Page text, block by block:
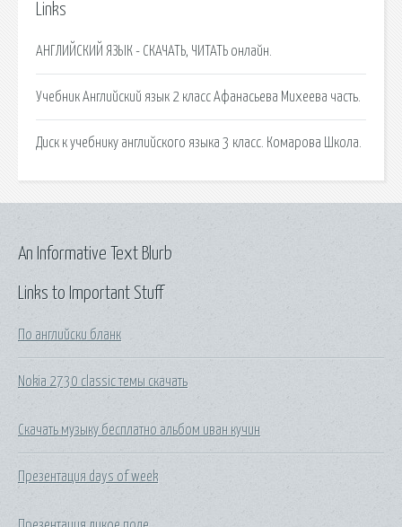
Links
АНГЛИЙСКИЙ ЯЗЫК - СКАЧАТЬ, ЧИТАТЬ онлайн.
Учебник Английский язык 2 класс Афанасьева Михеева часть.
Диск к учебнику английского языка 3 класс. Комарова Школа.
Links to Important Stuff
По английски бланк
Nokia 2730 classic темы скачать
Скачать музыку бесплатно альбом иван кучин
Презентация days of week
An Informative Text Blurb